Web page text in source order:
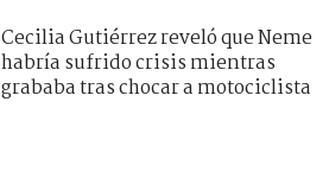
Cecilia Gutiérrez reveló que Neme
habría sufrido crisis mientras
grababa tras chocar a motociclista